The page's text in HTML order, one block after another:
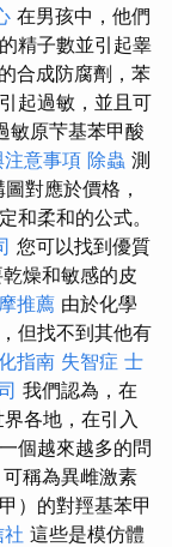
在男孩中，他們
精子數並引起睾
合成防腐劑，苯
起過敏，並且可
敏原芐基苯甲酸
意事項 除蟲 測
對應於價格，
和柔和的公式。
您可以找到優質
燥和敏感的皮
推薦 由於化學
但找不到其他有
指南 失智症 士
我們認為，在
各地，在引入
個越來越多的問
可稱為異雌激素
）的對羥基苯甲
這些是模仿體